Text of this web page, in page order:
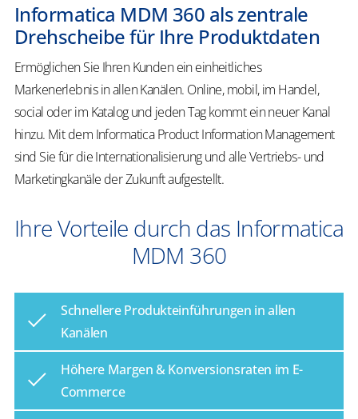
Informatica MDM 360 als zentrale
Drehscheibe für Ihre Produktdaten
Ermöglichen Sie Ihren Kunden ein einheitliches
Markenerlebnis in allen Kanälen. Online, mobil, im Handel,
social oder im Katalog und jeden Tag kommt ein neuer Kanal
hinzu. Mit dem Informatica Product Information Management
sind Sie für die Internationalisierung und alle Vertriebs- und
Marketingkanäle der Zukunft aufgestellt.
Ihre Vorteile durch das Informatica
MDM 360
Schnellere Produkteinführungen in allen
Kanälen
Höhere Margen & Konversionsraten im E-
Commerce